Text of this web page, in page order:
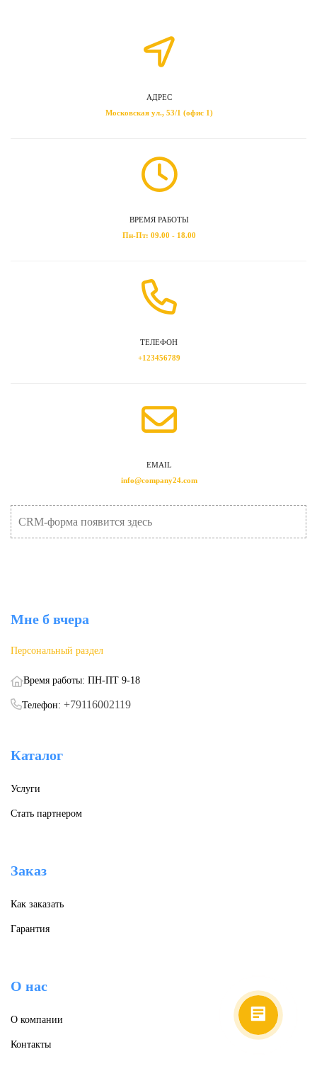
CRM-форма появится здесь
АДРЕС
Московская ул., 53/1 (офис 1)
ВРЕМЯ РАБОТЫ
Пн-Пт: 09.00 - 18.00
ТЕЛЕФОН
+123456789
EMAIL
info@company24.com
Мне б вчера
Персональный раздел
Время работы: ПН-ПТ 9-18
Телефон: +79116002119
Каталог
Услуги
Стать партнером
Заказ
Как заказать
Гарантия
О нас
О компании
Контакты